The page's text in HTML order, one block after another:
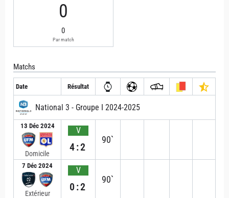
0
0
Par match
Matchs
Date Résultat
National 3 - Groupe I 2024-2025
13 Déc 2024
Domicile
V
4:2
90`
7 Déc 2024
Extérieur
V
0:2
90`